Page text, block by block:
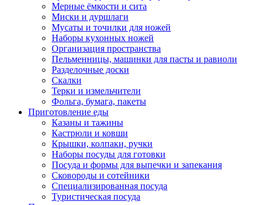
Мерные ёмкости и сита
Миски и дуршлаги
Мусаты и точилки для ножей
Наборы кухонных ножей
Организация пространства
Пельменницы, машинки для пасты и равиоли
Разделочные доски
Скалки
Терки и измельчители
Фольга, бумага, пакеты
Приготовление еды
Казаны и тажины
Кастрюли и ковши
Крышки, колпаки, ручки
Наборы посуды для готовки
Посуда и формы для выпечки и запекания
Сковороды и сотейники
Специализированная посуда
Туристическая посуда